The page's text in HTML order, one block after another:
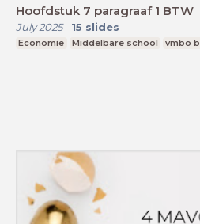
Hoofdstuk 7 paragraaf 1 BTW
July 2025- 15 slides
Economie Middelbare school vmbo b